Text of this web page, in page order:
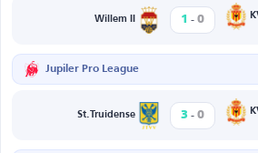
Willem II 1 - 0
Jupiler Pro League
St.Truidense 3 - 0